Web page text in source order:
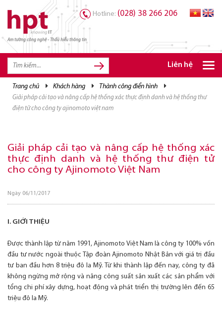
Am tường công nghệ - Thấu hiểu thông tin
Hotline: (028) 38 266 206
Liên hệ
trang chủ khách hàng thành công điển hình
giải pháp cải tạo và nâng cấp hệ thống xác thực định danh và hệ thống thư
điện tử cho công ty ajinomoto việt nam
Giải pháp cải tạo và nâng cấp hệ thống xác
thực định danh và hệ thống thư điện tử
cho công ty Ajinomoto Việt Nam
Ngày 06/11/2017
I. GIỚI THIỆU
Được thành lập từ năm 1991, Ajinomoto Việt Nam là công ty 100% vốn
đầu tư nước ngoài thuộc Tập đoàn Ajinomoto Nhật Bản với giá trị đầu
tư ban đầu hơn 8 triệu đô la Mỹ. Từ khi thành lập đến nay, công ty đã
không ngừng mở rộng và nâng công suất sản xuất các sản phẩm với
tổng chi phí xây dựng, hoạt động và phát triển thị trường lên đến 65
triệu đô la Mỹ.
TRANG CHỦ
TRANG CHỦ
GIẢI PHÁP
CƠ HỘI NGHỀ NGHIỆP